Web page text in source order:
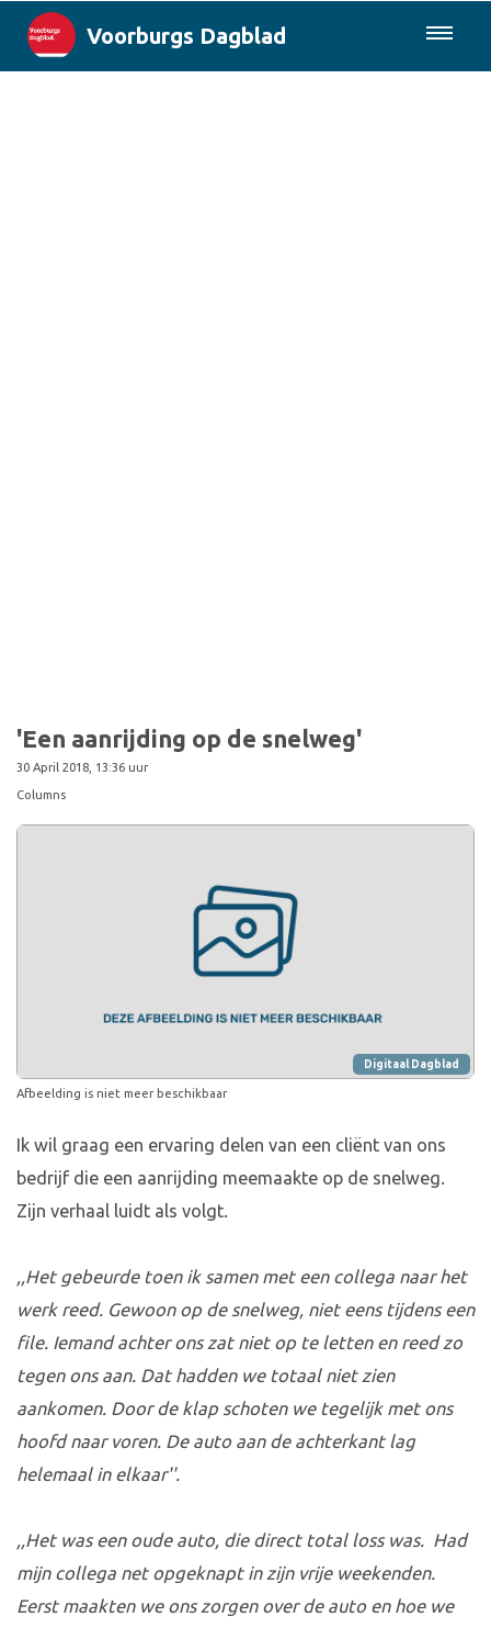
Voorburgs Dagblad
'Een aanrijding op de snelweg'
30 April 2018, 13:36 uur
Columns
Digitaal Dagblad
Afbeelding is niet meer beschikbaar
Ik wil graag een ervaring delen van een cliënt van ons
bedrijf die een aanrijding meemaakte op de snelweg.
Zijn verhaal luidt als volgt.
,,Het gebeurde toen ik samen met een collega naar het
werk reed. Gewoon op de snelweg, niet eens tijdens een
file. Iemand achter ons zat niet op te letten en reed zo
tegen ons aan. Dat hadden we totaal niet zien
aankomen. Door de klap schoten we tegelijk met ons
hoofd naar voren. De auto aan de achterkant lag
helemaal in elkaar''.
,,Het was een oude auto, die direct total loss was. Had
mijn collega net opgeknapt in zijn vrije weekenden.
Eerst maakten we ons zorgen over de auto en hoe we